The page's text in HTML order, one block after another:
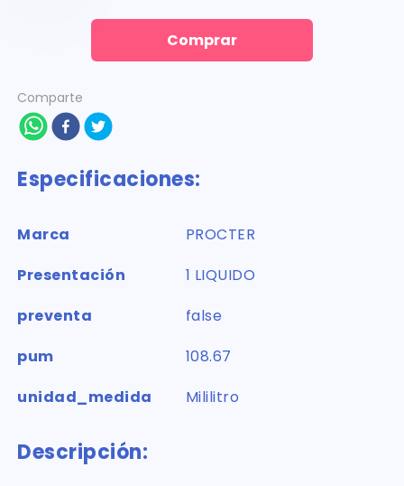
Comprar
Comparte
Especificaciones:
Marca
PROCTER
Presentación
1 LIQUIDO
preventa
false
pum
108.67
unidad_medida
Mililitro
Descripción: